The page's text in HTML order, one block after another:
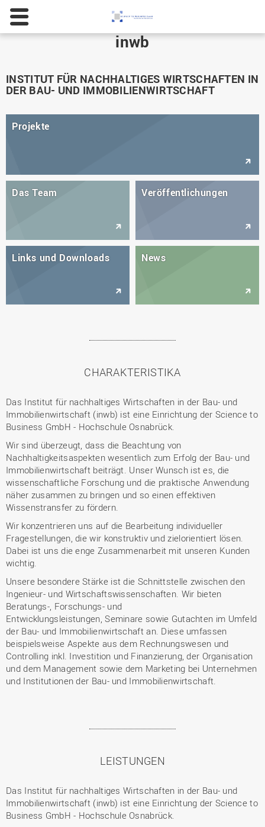
inwb
INSTITUT FÜR NACHHALTIGES WIRTSCHAFTEN IN
DER BAU- UND IMMOBILIENWIRTSCHAFT
Projekte
Das Team Veröffentlichungen
Links und Downloads News
CHARAKTERISTIKA
Das Institut für nachhaltiges Wirtschaften in der Bau- und
Immobilienwirtschaft (inwb) ist eine Einrichtung der Science to
Business GmbH - Hochschule Osnabrück.
Wir sind überzeugt, dass die Beachtung von
Nachhaltigkeitsaspekten wesentlich zum Erfolg der Bau- und
Immobilienwirtschaft beiträgt. Unser Wunsch ist es, die
wissenschaftliche Forschung und die praktische Anwendung
näher zusammen zu bringen und so einen effektiven
Wissenstransfer zu fördern.
Wir konzentrieren uns auf die Bearbeitung individueller
Fragestellungen, die wir konstruktiv und zielorientiert lösen.
Dabei ist uns die enge Zusammenarbeit mit unseren Kunden
wichtig.
Unsere besondere Stärke ist die Schnittstelle zwischen den
Ingenieur- und Wirtschaftswissenschaften. Wir bieten
Beratungs-, Forschungs- und
Entwicklungsleistungen, Seminare sowie Gutachten im Umfeld
der Bau- und Immobilienwirtschaft an. Diese umfassen
beispielsweise Aspekte aus dem Rechnungswesen und
Controlling inkl. Investition und Finanzierung, der Organisation
und dem Management sowie dem Marketing bei Unternehmen
und Institutionen der Bau- und Immobilienwirtschaft.
LEISTUNGEN
Das Institut für nachhaltiges Wirtschaften in der Bau- und
Immobilienwirtschaft (inwb) ist eine Einrichtung der Science to
Business GmbH - Hochschule Osnabrück.